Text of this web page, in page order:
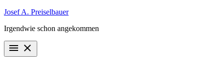
Zum
springen
Josef A. Preiselbauer
Irgendwie schon angekommen
menu close